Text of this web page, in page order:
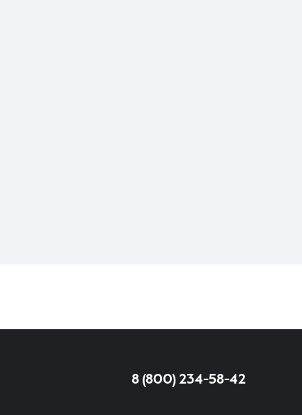
8 (800) 234-58-42